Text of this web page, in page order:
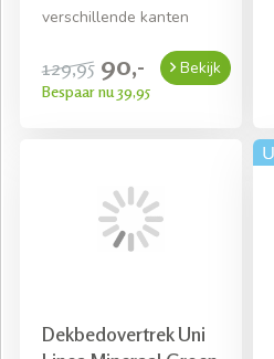
verschillende kanten
129,95 90,-
Bespaar nu 39,95
Bekijk
Dekbedovertrek Uni